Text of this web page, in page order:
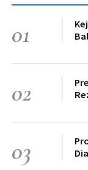
01
02
03